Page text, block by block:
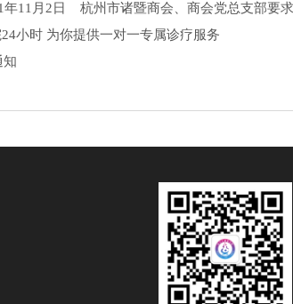
11月2日 杭州市诸暨商会、商会党总支部要
小时 为你提供一对一专属诊疗服务
知